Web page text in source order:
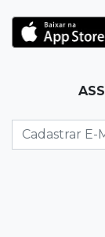
para 7º no
Na
lugar no